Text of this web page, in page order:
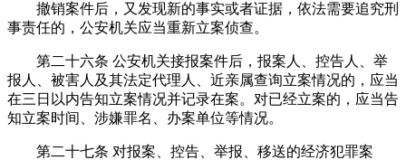
撤销案件后，又发现新的事实或者证据，依法需要追究刑
事责任的，公安机关应当重新立案侦查。
第二十六条 公安机关接报案件后，报案人、控告人、举
报人、被害人及其法定代理人、近亲属查询立案情况的，应当
在三日以内告知立案情况并记录在案。对已经立案的，应当告
知立案时间、涉嫌罪名、办案单位等情况。
第二十七条 对报案、控告、举报、移送的经济犯罪案